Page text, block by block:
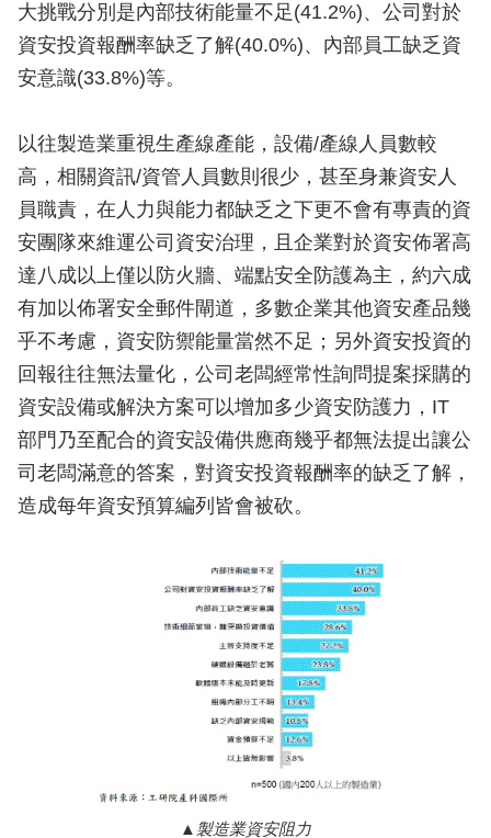
大挑戰分別是內部技術能量不足(41.2%)、公司對於
資安投資報酬率缺乏了解(40.0%)、內部員工缺乏資
安意識(33.8%)等。
以往製造業重視生產線產能，設備/產線人員數較
高，相關資訊/資管人員數則很少，甚至身兼資安人
員職責，在人力與能力都缺乏之下更不會有專責的資
安團隊來維運公司資安治理，且企業對於資安佈署高
達八成以上僅以防火牆、端點安全防護為主，約六成
有加以佈署安全郵件閘道，多數企業其他資安產品幾
乎不考慮，資安防禦能量當然不足；另外資安投資的
回報往往無法量化，公司老闆經常性詢問提案採購的
資安設備或解決方案可以增加多少資安防護力，IT
部門乃至配合的資安設備供應商幾乎都無法提出讓公
司老闆滿意的答案，對資安投資報酬率的缺乏了解，
造成每年資安預算編列皆會被砍。
製造業資安阻力